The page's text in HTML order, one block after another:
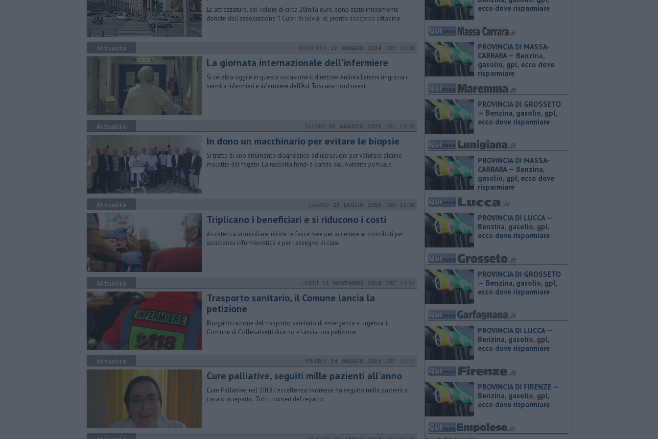
Le attrezzature, del valore di circa 20mila euro, sono state interamente
donate dall'associazione “I Cuori di Silvia” al pronto soccorso cittadino
Attualità DOMENICA 12 MAGGIO 2024 ORE 09:00
La giornata internazionale dell'infermiere
Si celebra oggi e in questa occasione il direttore Andrea Lenzini ringrazia i
seimila infermieri e infermiere dell'Asl Toscana nord ovest
Attualità SABATO 02 AGOSTO 2025 ORE 18:02
In dono un macchinario per evitare le biopsie
Si tratta di uno strumento diagnostico ad ultrasuoni per valutare alcune
malattie del fegato. La raccolta fondi è partita dall'Autorità portuale
Attualità SABATO 23 LUGLIO 2016 ORE 12:00
Triplicano i beneficiari e si riducono i costi
Assistenza domiciliare, riviste le fasce Isee per accedere ai contributi per
assistenza infermieristica e per l'assegno di cura
Attualità LUNEDÌ 12 NOVEMBRE 2018 ORE 10:54
Trasporto sanitario, il Comune lancia la
petizione
Riorganizzazione del trasporto sanitario di emergenza e urgenza: il
Comune di Collesalvetti dice no e lancia una petizione
Attualità VENERDÌ 24 MAGGIO 2019 ORE 15:14
Cure palliative, seguiti mille pazienti all'anno
Cure Palliative, nel 2018 l’eccellenza livornese ha seguito mille pazienti a
casa o in reparto. Tutti i numeri del reparto
ecco dove risparmiare
PROVINCIA DI MASSA-
CARRARA — ​Benzina,
gasolio, gpl, ecco dove
risparmiare
PROVINCIA DI GROSSETO
— ​Benzina, gasolio, gpl,
ecco dove risparmiare
PROVINCIA DI MASSA-
CARRARA — ​Benzina,
gasolio, gpl, ecco dove
risparmiare
PROVINCIA DI LUCCA — ​
Benzina, gasolio, gpl,
ecco dove risparmiare
PROVINCIA DI GROSSETO
— ​Benzina, gasolio, gpl,
ecco dove risparmiare
PROVINCIA DI LUCCA — ​
Benzina, gasolio, gpl,
ecco dove risparmiare
PROVINCIA DI FIRENZE — ​
Benzina, gasolio, gpl,
ecco dove risparmiare